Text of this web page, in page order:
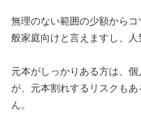
無理のない範囲の少額から
般家庭向けと言えますし、人
元本がしっかりある方は、
が、元本割れするリスクも
ん。